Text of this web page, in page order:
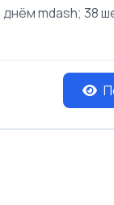
mdash; 38